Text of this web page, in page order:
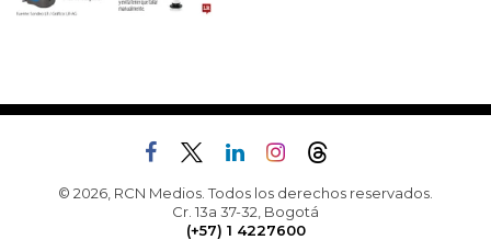
© 2026, RCN Medios. Todos los derechos reservados.
Cr. 13a 37-32, Bogotá
(+57) 1 4227600